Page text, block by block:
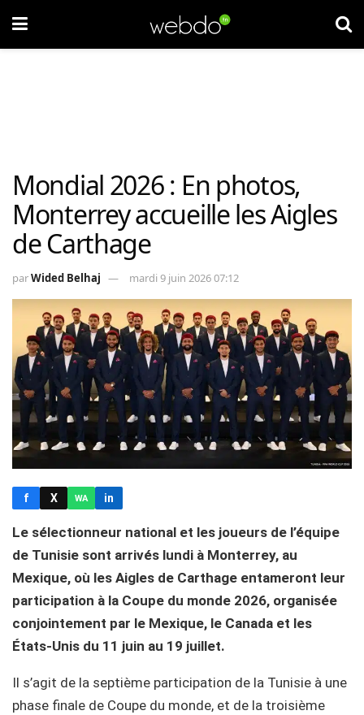
Mondial 2026 : En photos,
Monterrey accueille les Aigles
de Carthage
parWided Belhaj mardi 9 juin 2026 07:12
f X WA in
Le sélectionneur national et les joueurs de l’équipe
de Tunisie sont arrivés lundi à Monterrey, au
Mexique, où les Aigles de Carthage entameront leur
participation à la Coupe du monde 2026, organisée
conjointement par le Mexique, le Canada et les
États-Unis du 11 juin au 19 juillet.
Il s’agit de la septième participation de la Tunisie à une
phase finale de Coupe du monde, et de la troisième